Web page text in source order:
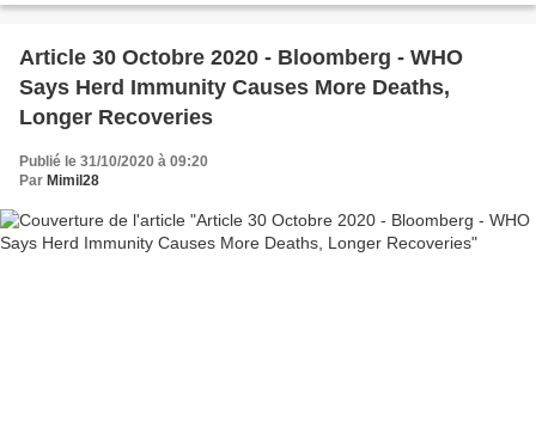
Article 30 Octobre 2020 - Bloomberg - WHO
Says Herd Immunity Causes More Deaths,
Longer Recoveries
Publié le 31/10/2020 à 09:20
Par Mimil28